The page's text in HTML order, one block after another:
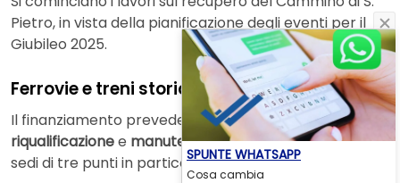
Pietro, in vista della pianificazione degli eventi per il
Giubileo 2025.
Ferrovie e treni storici al centro del PNNR
Il finanziamento prevede il completamento della
riqualificazionee manutenzione straordinariadelle
sedi di tre punti in particolare:SPUNTE WHATSAPP
Cosa cambia